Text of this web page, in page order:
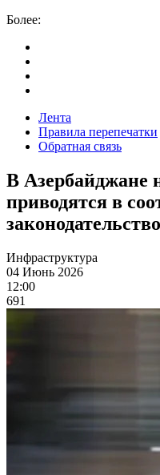
Более:
Лента
Правила перепечатки
Обратная связь
В Азербайджане
приводятся в
Инфраструктура
04 Июнь 2026
12:00
691